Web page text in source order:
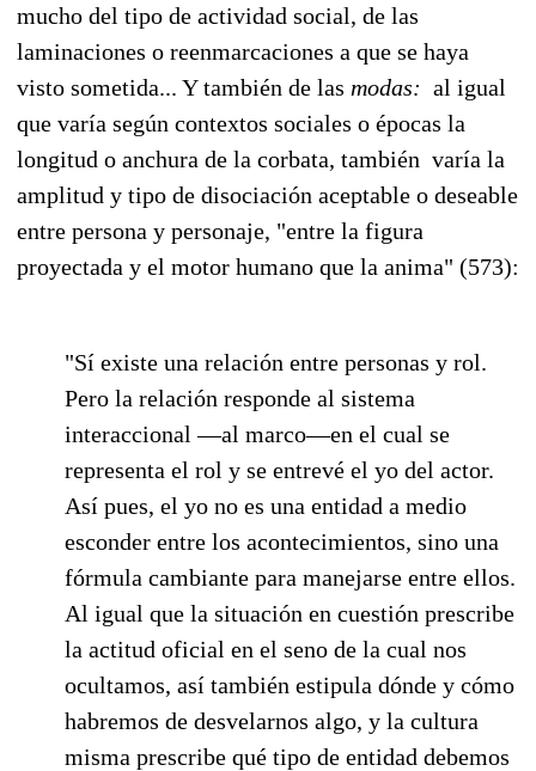
mucho del tipo de actividad social, de las
laminaciones o reenmarcaciones a que se haya
visto sometida... Y también de las modas: al igual
que varía según contextos sociales o épocas la
longitud o anchura de la corbata, también varía la
amplitud y tipo de disociación aceptable o deseable
entre persona y personaje, "entre la figura
proyectada y el motor humano que la anima" (573):
"Sí existe una relación entre personas y rol.
Pero la relación responde al sistema
interaccional —al marco—en el cual se
representa el rol y se entrevé el yo del actor.
Así pues, el yo no es una entidad a medio
esconder entre los acontecimientos, sino una
fórmula cambiante para manejarse entre ellos.
Al igual que la situación en cuestión prescribe
la actitud oficial en el seno de la cual nos
ocultamos, así también estipula dónde y cómo
habremos de desvelarnos algo, y la cultura
misma prescribe qué tipo de entidad debemos